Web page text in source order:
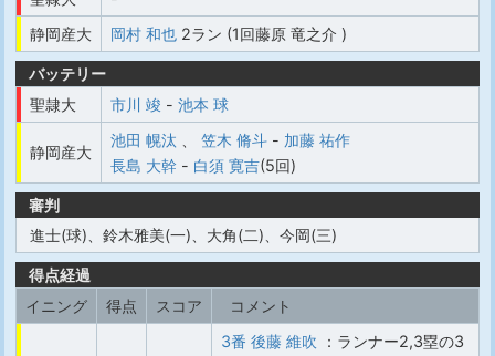
静岡産大
岡村 和也 2ラン (1回藤原 竜之介 )
バッテリー
聖隷大
市川 竣 - 池本 球
静岡産大
池田 幌汰 笠木 脩斗 - 加藤 祐作
長島 大幹 - 白須 寛吉(5回)
審判
進士(球)、鈴木雅美(一)、大角(二)、今岡(三)
得点経過
イニング
得点 スコア コメント
3番 後藤 維吹 ：ランナー2,3塁の3